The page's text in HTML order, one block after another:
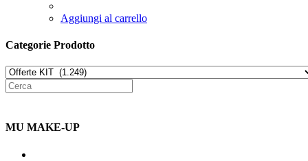
Aggiungi al carrello
Categorie Prodotto
MU MAKE-UP